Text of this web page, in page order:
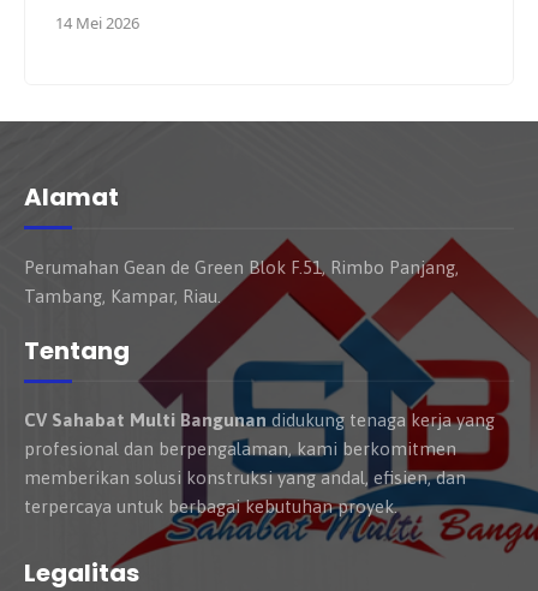
14 Mei 2026
Alamat
Perumahan Gean de Green Blok F.51, Rimbo Panjang,
Tambang, Kampar, Riau.
Tentang
CV Sahabat Multi Bangunan didukung tenaga kerja yang
profesional dan berpengalaman, kami berkomitmen
memberikan solusi konstruksi yang andal, efisien, dan
terpercaya untuk berbagai kebutuhan proyek.
Legalitas